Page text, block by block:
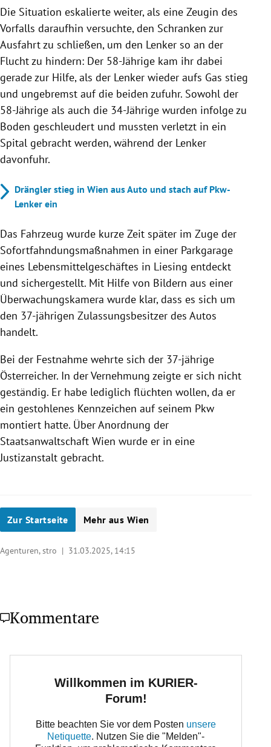
Die Situation eskalierte weiter, als eine Zeugin des
Vorfalls daraufhin versuchte, den Schranken zur
Ausfahrt zu schließen, um den Lenker so an der
Flucht zu hindern: Der 58-Jährige kam ihr dabei
gerade zur Hilfe, als der Lenker wieder aufs Gas stieg
und ungebremst auf die beiden zufuhr. Sowohl der
58-Jährige als auch die 34-Jährige wurden infolge zu
Boden geschleudert und mussten verletzt in ein
Spital gebracht werden, während der Lenker
davonfuhr.
Drängler stieg in Wien aus Auto und stach auf Pkw-
Lenker ein
Das Fahrzeug wurde kurze Zeit später im Zuge der
Sofortfahndungsmaßnahmen in einer Parkgarage
eines Lebensmittelgeschäftes in Liesing entdeckt
und sichergestellt. Mit Hilfe von Bildern aus einer
Überwachungskamera wurde klar, dass es sich um
den 37-jährigen Zulassungsbesitzer des Autos
handelt.
Bei der Festnahme wehrte sich der 37-jährige
Österreicher. In der Vernehmung zeigte er sich nicht
geständig. Er habe lediglich flüchten wollen, da er
ein gestohlenes Kennzeichen auf seinem Pkw
montiert hatte. Über Anordnung der
Staatsanwaltschaft Wien wurde er in eine
Justizanstalt gebracht.
Zur Startseite Mehr aus Wien
Agenturen, stro | 31.03.2025, 14:15
Kommentare